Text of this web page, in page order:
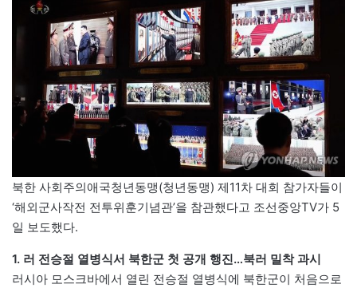
북한 사회주의애국청년동맹(청년동맹) 제11차 대회 참가자들이
‘해외군사작전 전투위훈기념관’을 참관했다고 조선중앙TV가 5
일 보도했다.
1. 러 전승절 열병식서 북한군 첫 공개 행진…북러 밀착 과시
러시아 모스크바에서 열린 전승절 열병식에 북한군이 처음으로